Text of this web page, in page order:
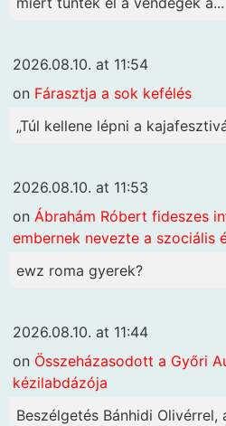
2026.08.10. at 11:54
on Fárasztja a sok kefélés
„Túl kellene lépni a
2026.08.10. at 11:53
on Ábrahám Róbert fideszes
embernek nevezte a szociális
ewz roma gyerek?
2026.08.10. at 11:44
on Összeházasodott a Győri
kézilabdázója
Beszélgetés Bánhidi Olivérrel,